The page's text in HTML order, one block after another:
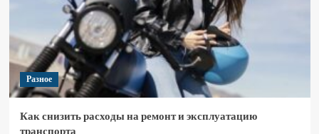
Разное
Как снизить расходы на ремонт и эксплуатацию